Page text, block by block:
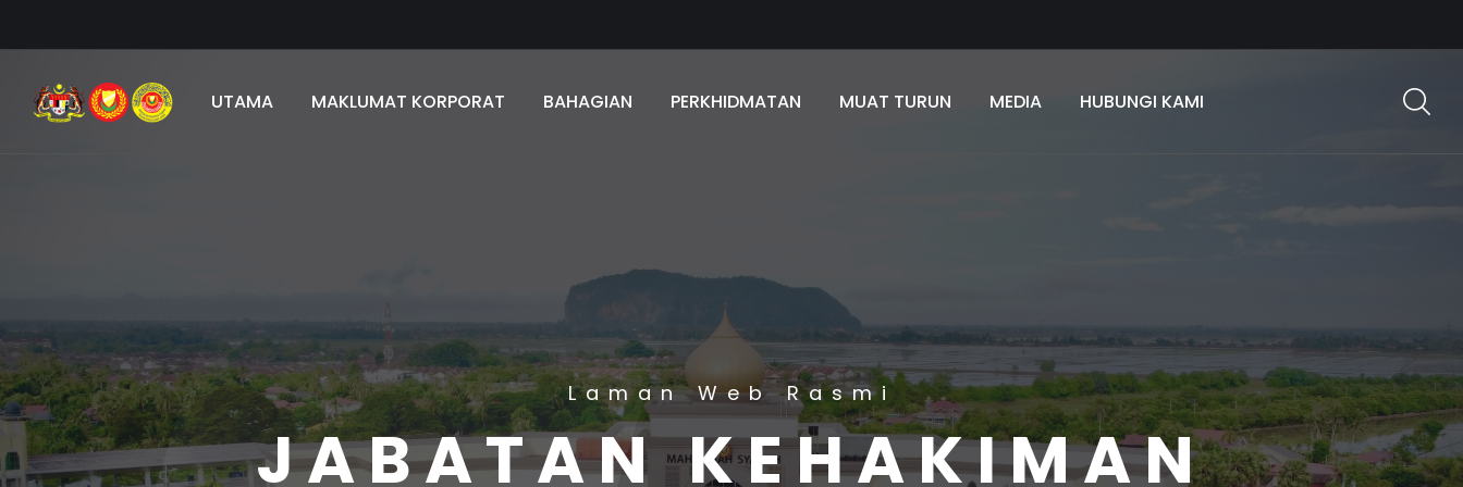
UTAMA MAKLUMAT KORPORAT BAHAGIAN PERKHIDMATAN MUAT TURUN MEDIA HUBUNGI KAMI
Laman Web Rasmi
JABATAN KEHAKIMAN